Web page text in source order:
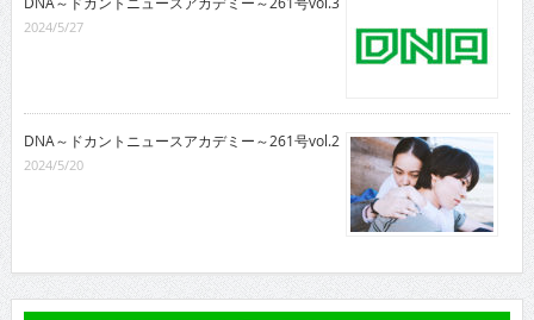
2024/5/27
DNA～ドカントニュースアカデミー～261号vol.2
2024/5/20